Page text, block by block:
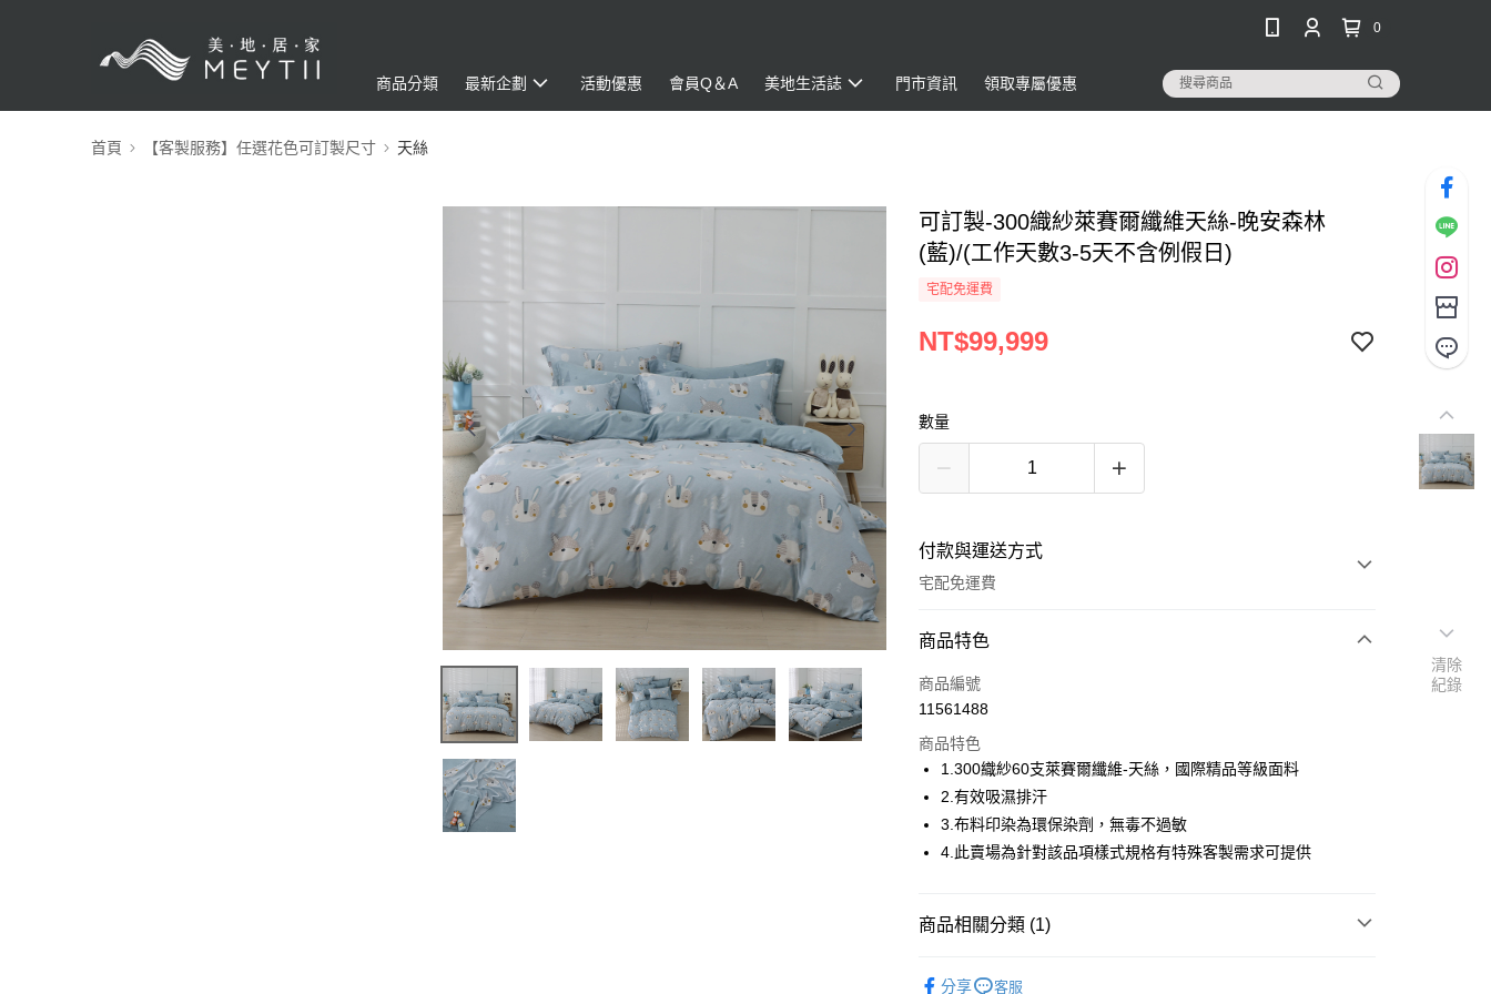
0
商品分類 最新企劃 活動優惠 會員Q＆A 美地生活誌 門市資訊 領取專屬優惠
首頁 【客製服務】任選花色可訂製尺寸 天絲
可訂製-300織紗萊賽爾纖維天絲-晚安森林
(藍)/(工作天數3-5天不含例假日)
宅配免運費
NT$99,999
數量
付款與運送方式
宅配免運費
付款方式
信用卡一次付款
6 期 0 利率 每期 NT$16,666 21家銀行
合作金庫商業銀行
華南商業銀行
彰化商業銀行
國泰世華商業銀行
兆豐國際商業銀行
聯邦商業銀行
玉山商業銀行
LINE Pay
ATM付款
商品特色
商品編號
11561488
商品特色
1.300織紗60支萊賽爾纖維-天絲，國際精品等級面料
2.有效吸濕排汗
3.布料印染為環保染劑，無毒不過敏
4.此賣場為針對該品項樣式規格有特殊客製需求可提供
商品相關分類 (1)
分享
客服
清除
紀錄